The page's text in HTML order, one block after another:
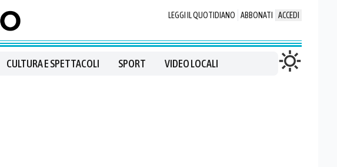
LEGGI IL QUOTIDIANO ABBONATI ACCEDI
CULTURA E SPETTACOLI SPORT VIDEO LOCALI